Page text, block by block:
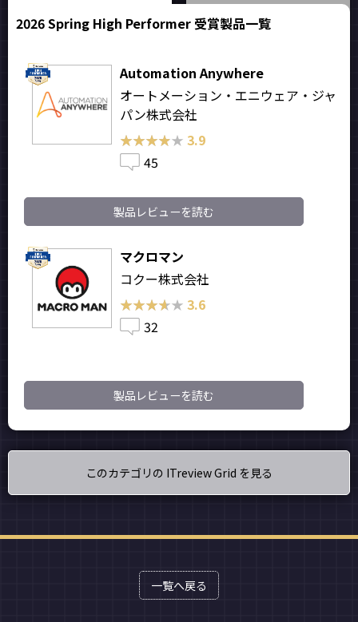
2026 Spring High Performer 受賞製品一覧
Automation Anywhere
オートメーション・エニウェア・ジャ
パン株式会社
★★★★★
★★★★★ 3.9
45
製品レビューを読む
マクロマン
コクー株式会社
★★★★★
★★★★★ 3.6
32
製品レビューを読む
このカテゴリの ITreview Grid を見る
一覧へ戻る